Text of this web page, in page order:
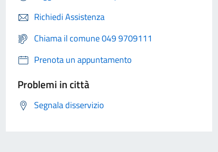
Richiedi Assistenza
Chiama il comune 049 9709111
Prenota un appuntamento
Problemi in città
Segnala disservizio